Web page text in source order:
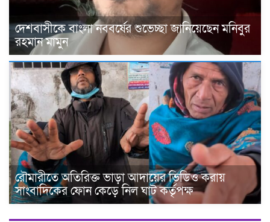
দেশবাসীকে বাংলা নববর্ষের শুভেচ্ছা জানিয়েছেন মনিবুর
রহমান মামুন
রৌমারীতে অতিরিক্ত ভাড়া আদায়ের ভিডিও করায়
সাংবাদিকের ফোন কেড়ে নিল ঘাট কর্তৃপক্ষ